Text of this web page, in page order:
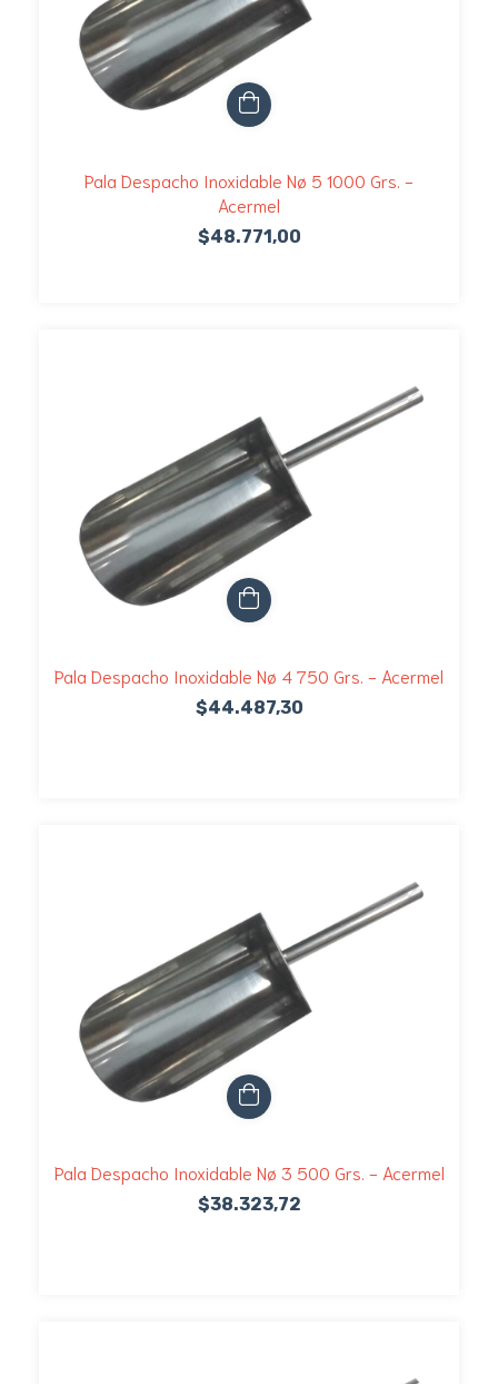
Pala Despacho Inoxidable Nø 5 1000 Grs. -
Acermel
$48.771,00
Pala Despacho Inoxidable Nø 4 750 Grs. - Acermel
$44.487,30
Pala Despacho Inoxidable Nø 3 500 Grs. - Acermel
$38.323,72